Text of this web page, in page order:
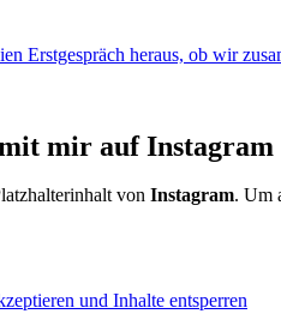
Erstgespräch heraus, ob wir
mir auf Instagram
von Instagram. Um
und Inhalte entsperren